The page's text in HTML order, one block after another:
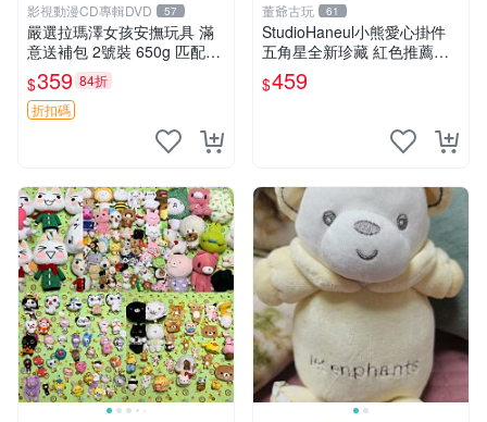
影視動漫CD專輯DVD 57
嚴選拉瑪澤女孩安撫玩具 滿
意送補包 2號裝 650g 匹配嬰
幼童舒壓好伴侶 女孩專用 安
心選擇 安撫玩偶 衝包 玩具
$359 84折
折扣碼
董爺古玩 61
StudioHaneul小熊愛心掛件
五角星全新珍藏 紅色推薦收
藏 玩具掛飾 掛件 新品
$459